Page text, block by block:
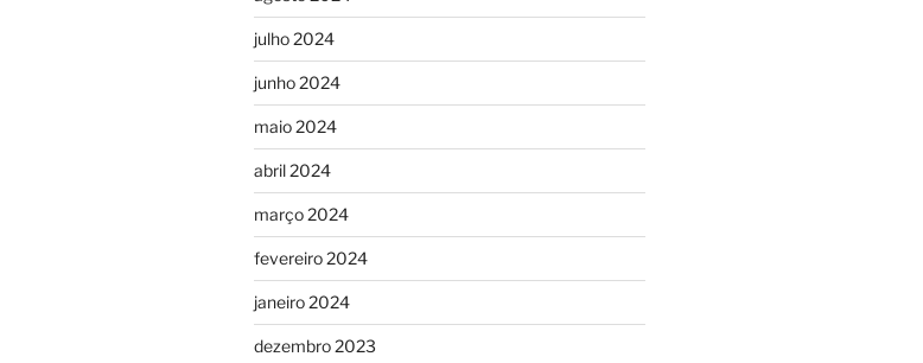
julho 2024
junho 2024
maio 2024
abril 2024
março 2024
fevereiro 2024
janeiro 2024
dezembro 2023